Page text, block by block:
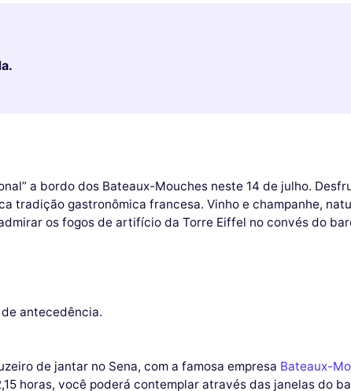
a bordo dos Bateaux-Mouches neste 14 de julho.
tradição gastronômica francesa. Vinho e champanhe,
os fogos de artifício da Torre Eiffel no convés do
antecedência.
de jantar no Sena, com a famosa empresa Bateaux-
horas, você poderá contemplar através das janelas do